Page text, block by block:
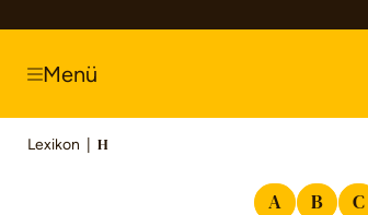
Zur Hauptnavigation springen
Menü
Lexikon H
A B C